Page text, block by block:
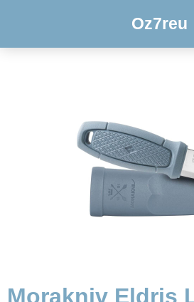
Oz7reu
Morakniv Eldris